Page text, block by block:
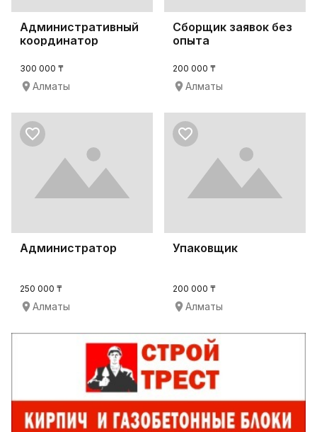
Административный
координатор
300 000 ₸
Алматы
Сборщик заявок без
опыта
200 000 ₸
Алматы
Администратор
250 000 ₸
Алматы
Упаковщик
200 000 ₸
Алматы